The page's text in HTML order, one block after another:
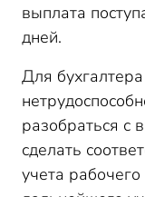
выплата
дней.
Для
разобраться с
сделать
учета